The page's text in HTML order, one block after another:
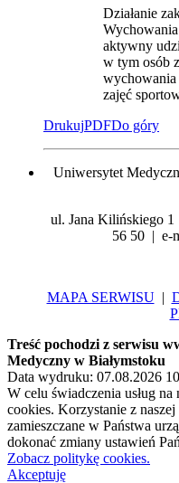
Działanie
aktywny
w tym osób
wychowania
zajęć
DrukujPDFDo góry
Uniwersytet
ul. Jana Kilińskiego
56 50 | e-
MAPA SERWISU|
Treść pochodzi z serwisu
Medyczny w Białymstoku
Data wydruku: 07.08.2026
W celu świadczenia usług
cookies. Korzystanie z
zamieszczane w Państwa
dokonać zmiany ustawień
Zobacz politykę cookies.
Akceptuję